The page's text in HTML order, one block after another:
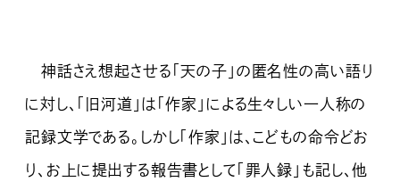
神話さえ想起させる「天の子」の匿名性の高い語り
に対し、「旧河道」は「作家」による生々しい一人称の
記録文学である。しかし「作家」は、こどもの命令どお
り、お上に提出する報告書として「罪人録」も記し、他